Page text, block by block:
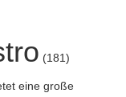
(181)
eine große